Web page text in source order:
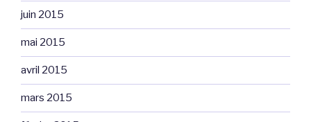
juin 2015
mai 2015
avril 2015
mars 2015